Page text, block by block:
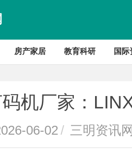
房产家居 教育科研 国际
机厂家：
06-02 / 三明资讯